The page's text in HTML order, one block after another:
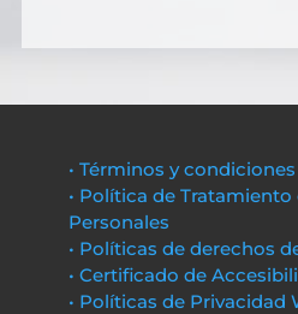
• Términos y condiciones
• Política de Tratamiento
Personales
• Políticas de derechos
• Certificado de
• Políticas de Privacidad